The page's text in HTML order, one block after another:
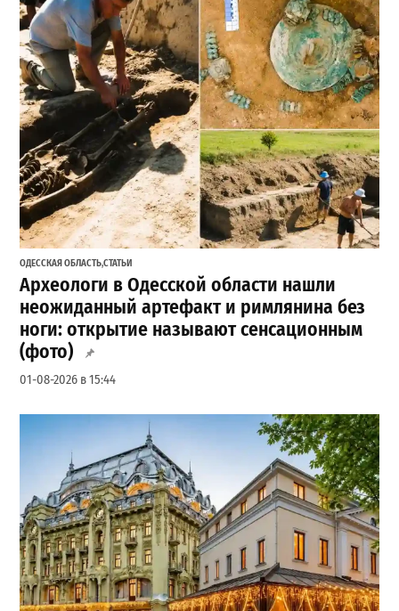
ОДЕССКАЯ ОБЛАСТЬ,СТАТЬИ
Археологи в Одесской области нашли
неожиданный артефакт и римлянина без
ноги: открытие называют сенсационным
(фото)
01-08-2026 в 15:44